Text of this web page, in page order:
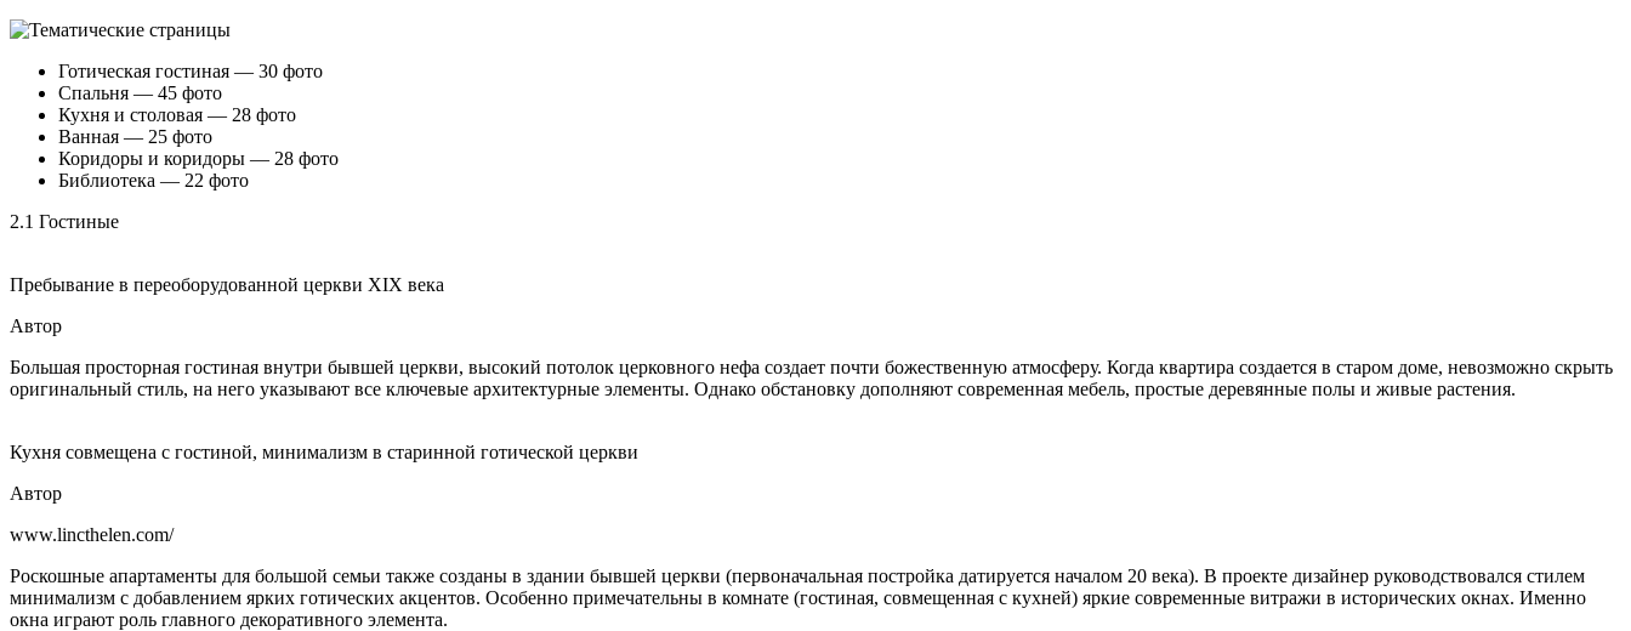
Тематические страницы
Готическая гостиная — 30 фото
Спальня — 45 фото
Кухня и столовая — 28 фото
Ванная — 25 фото
Коридоры и коридоры — 28 фото
Библиотека — 22 фото
2.1 Гостиные
Пребывание в переоборудованной церкви XIX века
Автор
Большая просторная гостиная внутри бывшей церкви, высокий потолок церковного нефа создает почти божественную атмосферу. Когда квартира создается в старом доме, невозможно скрыть
оригинальный стиль, на него указывают все ключевые архитектурные элементы. Однако обстановку дополняют современная мебель, простые деревянные полы и живые растения.
Кухня совмещена с гостиной, минимализм в старинной готической церкви
Автор
www.lincthelen.com/
Роскошные апартаменты для большой семьи также созданы в здании бывшей церкви (первоначальная постройка датируется началом 20 века). В проекте дизайнер руководствовался стилем
минимализм с добавлением ярких готических акцентов. Особенно примечательны в комнате (гостиная, совмещенная с кухней) яркие современные витражи в исторических окнах. Именно
окна играют роль главного декоративного элемента.